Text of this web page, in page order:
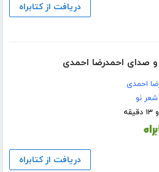
دریافت از کتابراه
صدای احمدرضا احمدی
احمدی
شعر نو
دریافت از کتابراه